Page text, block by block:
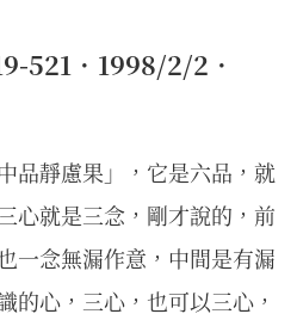
521．1998/2/2．
品靜慮果」，它是六品，就
心就是三念，剛才說的，前
一念無漏作意，中間是有漏
的心，三心，也可以三心，